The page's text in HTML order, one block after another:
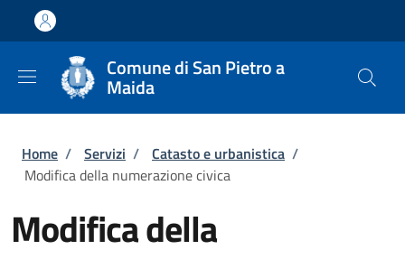
Salta al contenuto principale
Skip to footer content
Comune di San Pietro a
Maida
Briciole di pane
Home / Servizi / Catasto e urbanistica /
Modifica della numerazione civica
Modifica della